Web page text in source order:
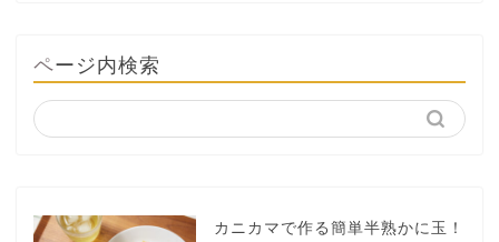
ページ内検索
カニカマで作る簡単半熟かに玉！